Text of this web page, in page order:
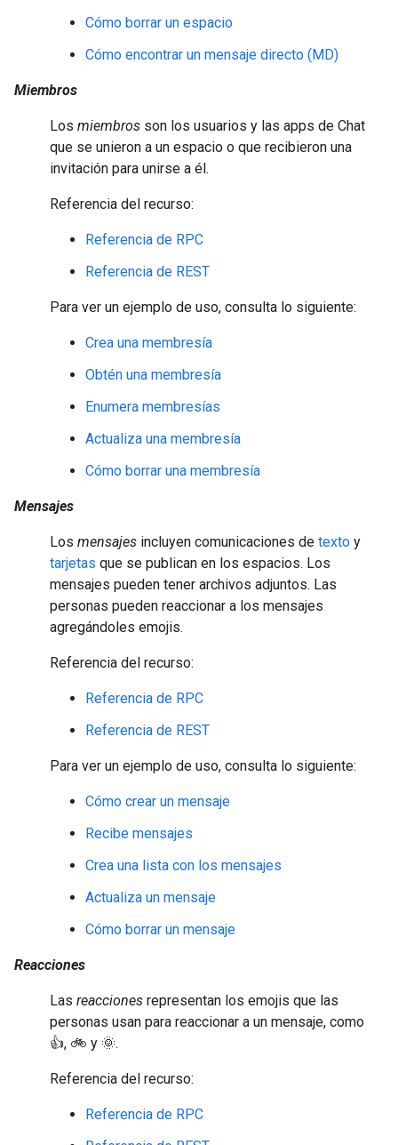
Cómo borrar un espacio
Cómo encontrar un mensaje directo (MD)
Miembros
Los miembros son los usuarios y las apps de Chat
que se unieron a un espacio o que recibieron una
invitación para unirse a él.
Referencia del recurso:
Referencia de RPC
Referencia de REST
Para ver un ejemplo de uso, consulta lo siguiente:
Crea una membresía
Obtén una membresía
Enumera membresías
Actualiza una membresía
Cómo borrar una membresía
Mensajes
Los mensajes incluyen comunicaciones de texto y
tarjetas que se publican en los espacios. Los
mensajes pueden tener archivos adjuntos. Las
personas pueden reaccionar a los mensajes
agregándoles emojis.
Referencia del recurso:
Referencia de RPC
Referencia de REST
Para ver un ejemplo de uso, consulta lo siguiente:
Cómo crear un mensaje
Recibe mensajes
Crea una lista con los mensajes
Actualiza un mensaje
Cómo borrar un mensaje
Reacciones
Las reacciones representan los emojis que las
personas usan para reaccionar a un mensaje, como
👍, 🚲 y 🌞.
Referencia del recurso:
Referencia de RPC